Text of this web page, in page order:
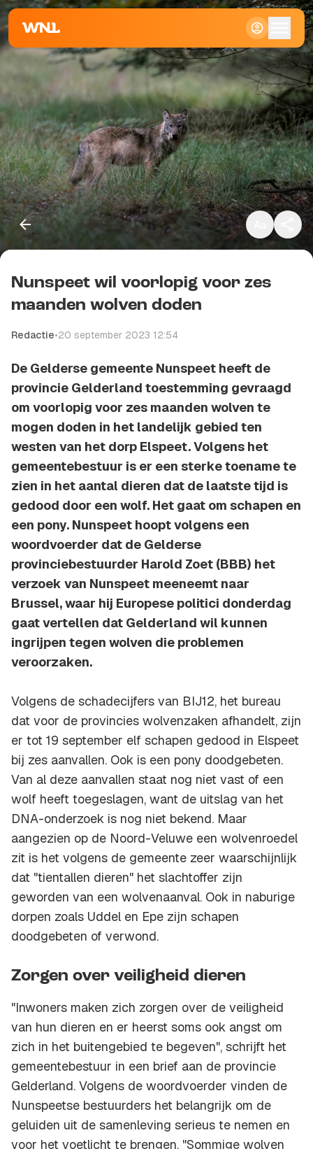
Klein
Standaard
Groot
Kopieer link
Nunspeet wil voorlopig voor zes
maanden wolven doden
Redactie•20 september 2023 12:54
De Gelderse gemeente Nunspeet heeft de
provincie Gelderland toestemming gevraagd
om voorlopig voor zes maanden wolven te
mogen doden in het landelijk gebied ten
westen van het dorp Elspeet. Volgens het
gemeentebestuur is er een sterke toename te
zien in het aantal dieren dat de laatste tijd is
gedood door een wolf. Het gaat om schapen en
een pony. Nunspeet hoopt volgens een
woordvoerder dat de Gelderse
provinciebestuurder Harold Zoet (BBB) het
verzoek van Nunspeet meeneemt naar
Brussel, waar hij Europese politici donderdag
gaat vertellen dat Gelderland wil kunnen
ingrijpen tegen wolven die problemen
veroorzaken.
Volgens de schadecijfers van BIJ12, het bureau
dat voor de provincies wolvenzaken afhandelt, zijn
er tot 19 september elf schapen gedood in Elspeet
bij zes aanvallen. Ook is een pony doodgebeten.
Van al deze aanvallen staat nog niet vast of een
wolf heeft toegeslagen, want de uitslag van het
DNA-onderzoek is nog niet bekend. Maar
aangezien op de Noord-Veluwe een wolvenroedel
zit is het volgens de gemeente zeer waarschijnlijk
dat "tientallen dieren" het slachtoffer zijn
geworden van een wolvenaanval. Ook in naburige
dorpen zoals Uddel en Epe zijn schapen
doodgebeten of verwond.
Zorgen over veiligheid dieren
"Inwoners maken zich zorgen over de veiligheid
van hun dieren en er heerst soms ook angst om
zich in het buitengebied te begeven", schrijft het
gemeentebestuur in een brief aan de provincie
Gelderland. Volgens de woordvoerder vinden de
Nunspeetse bestuurders het belangrijk om de
geluiden uit de samenleving serieus te nemen en
voor het voetlicht te brengen. "Sommige wolven